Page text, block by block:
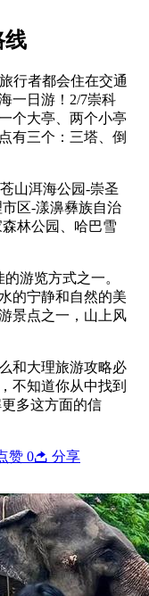
线
行者都会住在交通
一日游！2/7崇科
个大亭、两个小亭
有三个：三塔、倒
山洱海公园-崇圣
区-漾濞彝族自治
林公园、哈巴雪
游览方式之一。
的宁静和自然的美
景点之一，山上风
和大理旅游攻略必
不知道你从中找到
多这方面的信
赞 0 分享